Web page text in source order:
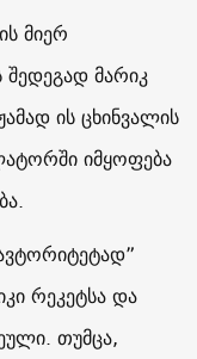
მიერ
მარიკ
ის ცხინვალის
იმყოფება
რეკეტსა და
თუმცა,